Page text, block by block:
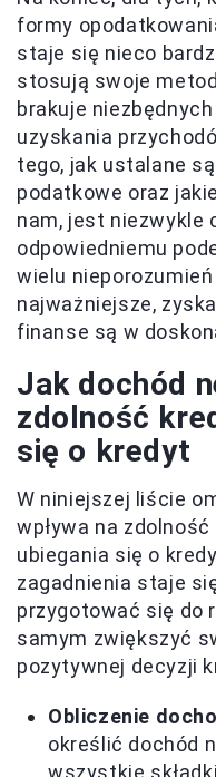
formy
staje się nieco
stosują swoje
brakuje
uzyskania
tego, jak ustalane
podatkowe oraz
nam, jest niezwykle
odpowiedniemu
wielu
najważniejsze,
finanse są w
Jak dochód
zdolność
się o kredyt
W niniejszej liście
wpływa na
ubiegania się o
zagadnienia staje
przygotować się do
samym zwiększyć
pozytywnej decyzji
Obliczenie
określić dochód
wszystkie